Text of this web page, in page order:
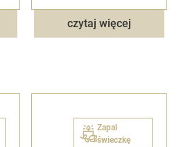
czytaj więcej
Zapal
świeczkę